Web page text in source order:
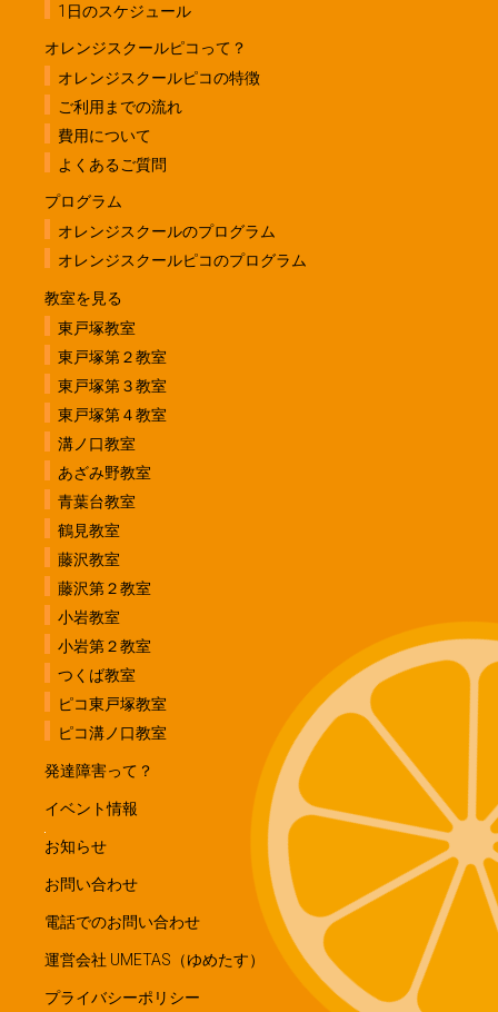
1日のスケジュール
オレンジスクールピコって？
オレンジスクールピコの特徴
ご利用までの流れ
費用について
よくあるご質問
プログラム
オレンジスクールのプログラム
オレンジスクールピコのプログラム
教室を見る
東戸塚教室
東戸塚第２教室
東戸塚第３教室
東戸塚第４教室
溝ノ口教室
あざみ野教室
青葉台教室
鶴見教室
藤沢教室
藤沢第２教室
小岩教室
小岩第２教室
つくば教室
ピコ東戸塚教室
ピコ溝ノ口教室
発達障害って？
イベント情報
お知らせ
お問い合わせ
電話でのお問い合わせ
運営会社 UMETAS（ゆめたす）
プライバシーポリシー